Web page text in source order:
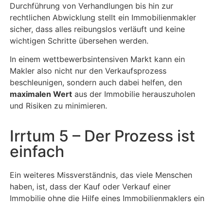
Durchführung von Verhandlungen bis hin zur
rechtlichen Abwicklung stellt ein Immobilienmakler
sicher, dass alles reibungslos verläuft und keine
wichtigen Schritte übersehen werden.
In einem wettbewerbsintensiven Markt kann ein
Makler also nicht nur den Verkaufsprozess
beschleunigen, sondern auch dabei helfen, den
maximalen Wert aus der Immobilie herauszuholen
und Risiken zu minimieren.
Irrtum 5 – Der Prozess ist
einfach
Ein weiteres Missverständnis, das viele Menschen
haben, ist, dass der Kauf oder Verkauf einer
Immobilie ohne die Hilfe eines Immobilienmaklers ein